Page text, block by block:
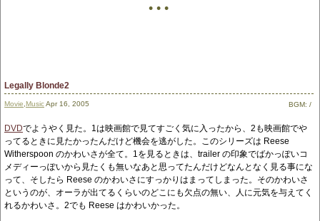
• • •
Legally Blonde2
Movie MusicApr 16, 2005 BGM: /
DVDでようやく見た。1は映画館で見てすごく気に入ったから、2も映画館でや
ってるときに見たかったんだけど機会を逃がした。このシリーズは Reese
Witherspoon のかわいさが全て。1を見るときは、trailer の印象でばかっぽいコ
メディーっぽいから見たくも無いなあと思ってたんだけどなんとなく見る事にな
って、そしたら Reese のかわいさにすっかりはまってしまった。そのかわいさ
というのが、オーラが出てるくらいのどこにも欠点の無い、人に元気を与えてく
れるかわいさ。2でも Reese はかわいかった。